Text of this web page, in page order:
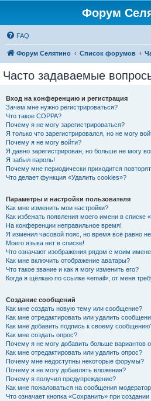
Форум
FAQ
Форум Селятино Список форумов
Часто задаваемые
Вход на конференцию и регистрация
Зачем мне нужно регистрироваться?
Что такое COPPA?
Почему я не могу зарегистрироваться?
Я только что зарегистрировался, но не могу
Почему я не могу войти?
Я давно зарегистрирован, но больше не могу
Я забыл пароль!
Почему мне периодически приходится
Что делает функция «Удалить cookies»?
Параметры и настройки пользователя
Как мне изменить мои настройки?
Как избежать появления моего имени в списке
На конференции неправильное время!
Я изменил часовой пояс, но время всё равно
Моего языка нет в списке!
Что означают изображения рядом с моим
Как мне включить отображение аватары?
Что такое звание и как я могу изменить его?
Когда я щёлкаю по ссылке «email», от меня
Создание сообщений
Как мне создать новую тему или сообщение?
Как мне отредактировать или удалить
Как мне добавить подпись к своему
Как мне создать опрос?
Почему я не могу добавить больше вариантов
Как мне отредактировать или удалить опрос?
Почему мне недоступны некоторые форумы?
Почему я не могу добавлять вложения?
Почему я получил предупреждение?
Как мне пожаловаться на сообщения
Что означает кнопка «Сохранить» при